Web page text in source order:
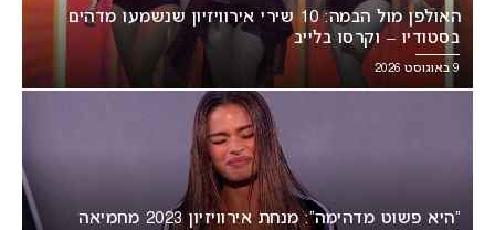
האולפן מול הבמה: 10 שירי אירוויזיון שנשמעו מדהים
בסטודיו – וקרסו בלייב
9 באוגוסט 2026
“היא פשוט מדהימה”: מנחת אירוויזיון 2023 מחמיאה